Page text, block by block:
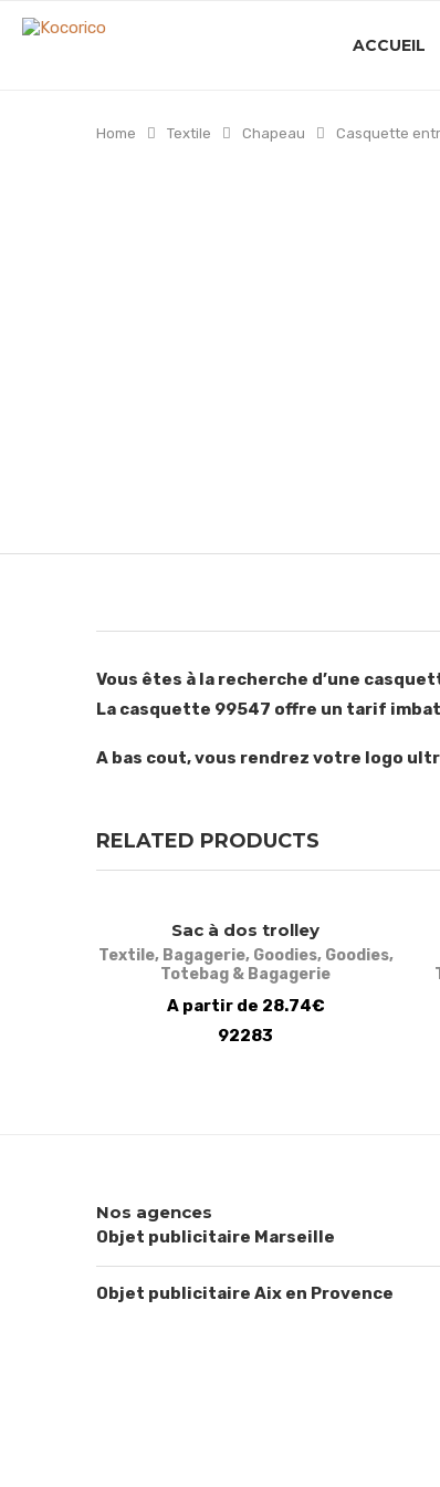
ACCUEIL
Home Textile Chapeau Casquette
Vous êtes à la recherche d’une
La casquette 99547 offre un tarif
A bas cout, vous rendrez votre logo
RELATED PRODUCTS
Sac à dos trolley
Textile, Bagagerie, Goodies, Goodies,
Totebag & Bagagerie
A partir de 28.74€
92283
Nos agences
Objet publicitaire Marseille
Objet publicitaire Aix en Provence